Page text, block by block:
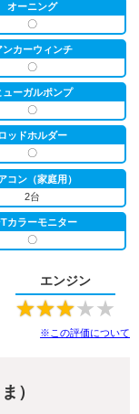
オーニング
〇
ンカーウィンチ
〇
ューガルポンプ
〇
ロッドホルダー
〇
コン（家庭用）
2台
カラーモニター
〇
エンジン
★★★★★
※この評価について
）